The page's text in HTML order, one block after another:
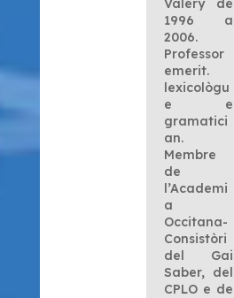
Valéry de
1996 a
2006.
Professor
emerit.
lexicològu
e e
gramatici
an.
Membre
de
l’Academi
a
Occitana-
Consistòri
del Gai
Saber, del
CPLO e de